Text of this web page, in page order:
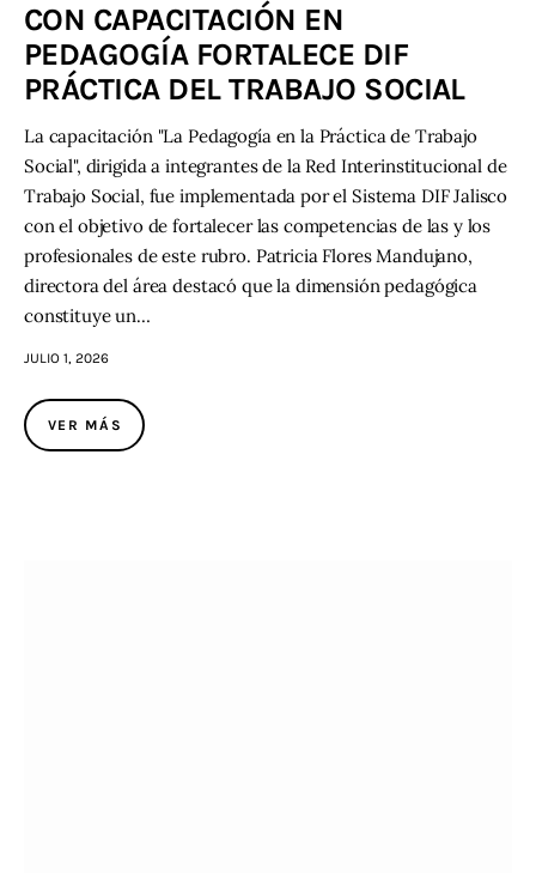
CON CAPACITACIÓN EN
PEDAGOGÍA FORTALECE DIF
PRÁCTICA DEL TRABAJO SOCIAL
La capacitación "La Pedagogía en la Práctica de Trabajo
Social", dirigida a integrantes de la Red Interinstitucional de
Trabajo Social, fue implementada por el Sistema DIF Jalisco
con el objetivo de fortalecer las competencias de las y los
profesionales de este rubro. Patricia Flores Mandujano,
directora del área destacó que la dimensión pedagógica
constituye un…
JULIO 1, 2026
VER MÁS